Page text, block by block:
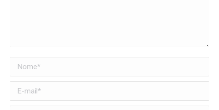
Nome *
E-mail *